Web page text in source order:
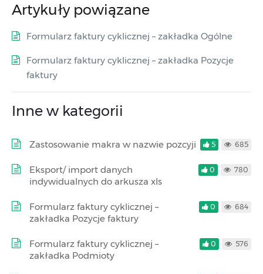
Artykuły powiązane
Formularz faktury cyklicznej – zakładka Ogólne
Formularz faktury cyklicznej – zakładka Pozycje
faktury
Inne w kategorii
Zastosowanie makra w nazwie pozcyji 5 685
Eksport/ import danych
indywidualnych do arkusza xls
0 780
Formularz faktury cyklicznej –
zakładka Pozycje faktury
0 684
Formularz faktury cyklicznej –
zakładka Podmioty
0 576